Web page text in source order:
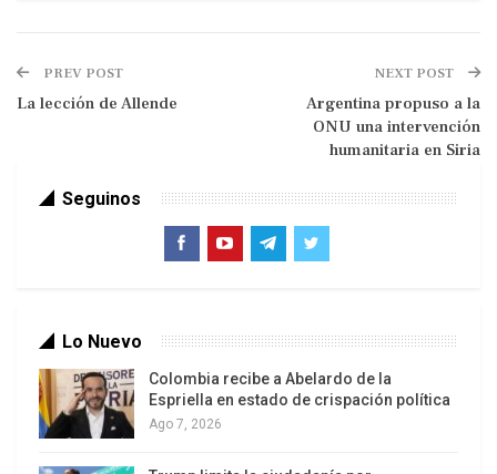
El Secretario General de la Unión de Naciones
Suramericanas (UNASUR), Alí Rodríguez Araque,
comunicadoras del Enlace de Medios por la
Democratización de las Comunicación, entidad
constituida por una veintena de medios y redes
alternativos de América Latina.
PREV POST
La lección de Allende
NEXT POST
Argentina propuso a la
ONU una intervención
humanitaria en Siria
Seguinos
Lo Nuevo
Colombia recibe a Abelardo de la
Espriella en estado de crispación política
Ago 7, 2026